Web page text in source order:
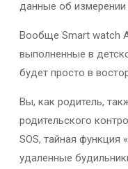
данные об измерении
Вообще Smart watch
выполненные в
будет просто в
Вы, как родитель,
родительского
SOS, тайная функция
удаленные